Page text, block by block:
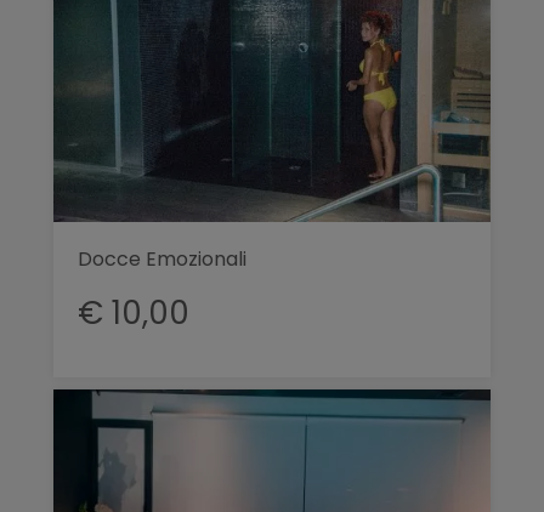
Docce Emozionali
€ 10,00